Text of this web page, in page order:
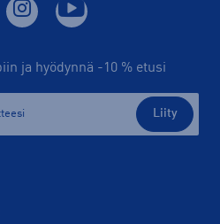
ja hyödynnä -10 % etusi
Liity